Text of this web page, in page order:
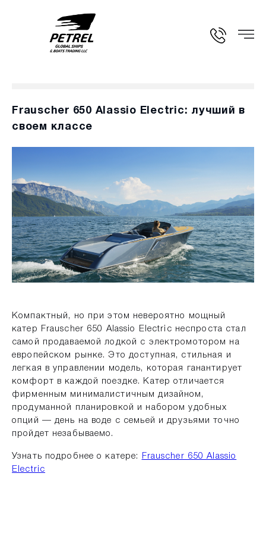
Frauscher 650 Alassio Electric: лучший в
своем классе
Компактный, но при этом невероятно мощный
катер Frauscher 650 Alassio Electric неспроста стал
самой продаваемой лодкой с электромотором на
европейском рынке. Это доступная, стильная и
легкая в управлении модель, которая ганантирует
комфорт в каждой поездке. Катер отличается
фирменным минималистичным дизайном,
продуманной планировкой и набором удобных
опций — день на воде с семьей и друзьями точно
пройдет незабываемо.
Узнать подробнее о катере:
Frauscher 650 Alassio
Electric